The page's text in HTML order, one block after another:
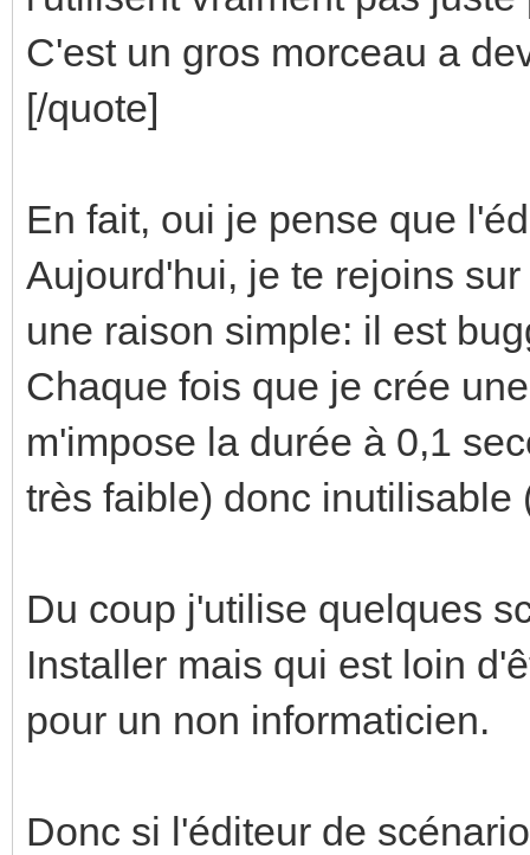
C'est un gros morceau a
[/quote]
En fait, oui je pense que
Aujourd'hui, je te rejoins
une raison simple: il est
Chaque fois que je crée
m'impose la durée à 0,1
très faible) donc
Du coup j'utilise quelques
Installer mais qui est loin
pour un non informaticien.
Donc si l'éditeur de